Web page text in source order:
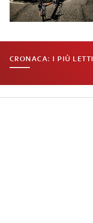
CRONACA: I PIÙ LETTI